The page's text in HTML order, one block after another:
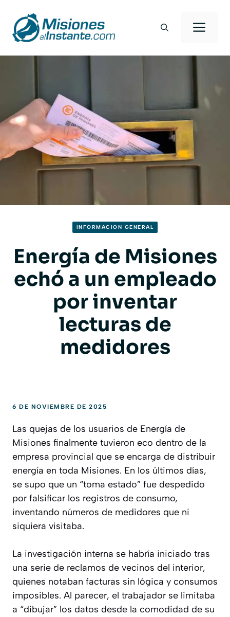
contenido
INFORMACION GENERAL
Energía de Misiones
echó a un empleado
por inventar
lecturas de
medidores
6 DE NOVIEMBRE DE 2025
Las quejas de los usuarios de Energía de
Misiones finalmente tuvieron eco dentro de la
empresa provincial que se encarga de distribuir
energía en toda Misiones. En los últimos días,
se supo que un “toma estado” fue despedido
por falsificar los registros de consumo,
inventando números de medidores que ni
siquiera visitaba.
La investigación interna se habría iniciado tras
una serie de reclamos de vecinos del interior,
quienes notaban facturas sin lógica y consumos
imposibles. Al parecer, el trabajador se limitaba
a “dibujar” los datos desde la comodidad de su